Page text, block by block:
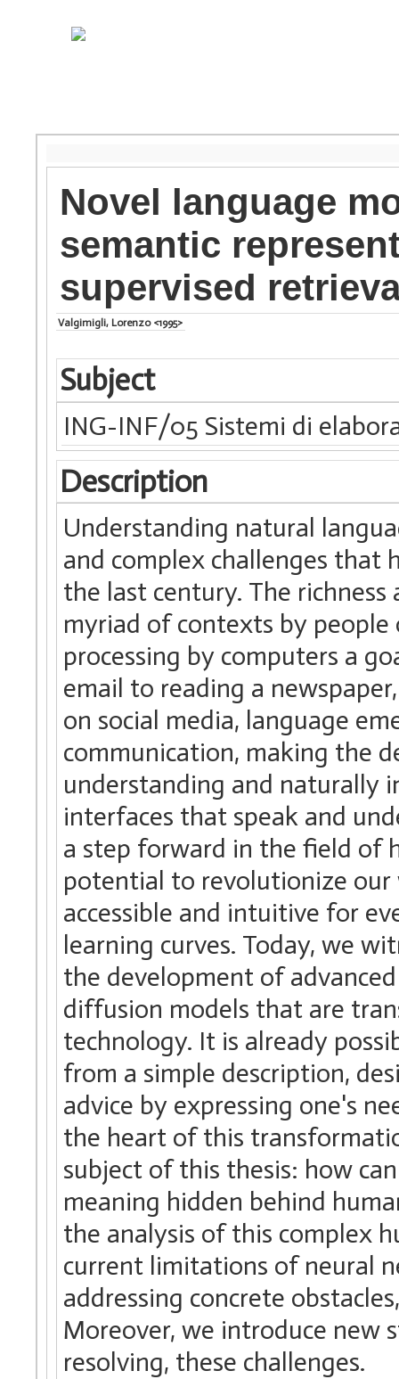
Novel language
semantic
supervised
Valgimigli, Lorenzo <1995>
Subject
ING-INF/05 Sistemi di
Description
Understanding natural
and complex challenges that
the last century. The
myriad of contexts by people
processing by computers a
email to reading a
on social media, language
communication, making the
understanding and naturally
interfaces that speak and
a step forward in the field of
potential to revolutionize
accessible and intuitive for
learning curves. Today, we
the development of
diffusion models that are
technology. It is already
from a simple description,
advice by expressing one's
the heart of this
subject of this thesis: how
meaning hidden behind
the analysis of this complex
current limitations of neural
addressing concrete
Moreover, we introduce
resolving, these challenges.